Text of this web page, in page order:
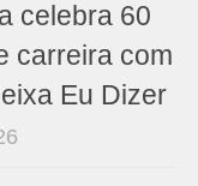
celebra 60
carreira com
Eu Dizer